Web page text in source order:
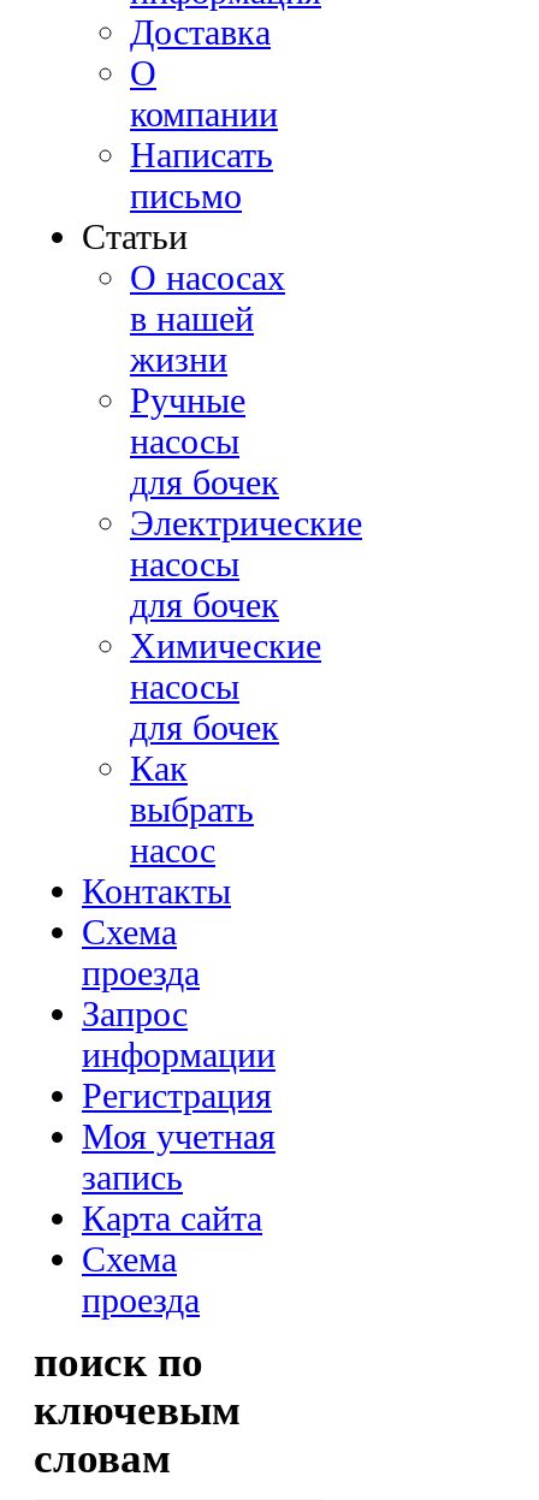
Доставка
О
компании
Написать
письмо
Cтатьи
О насосах
в нашей
жизни
Ручные
насосы
для бочек
Электрические
насосы
для бочек
Химические
насосы
для бочек
Как
выбрать
насос
Контакты
Схема
проезда
Запрос
информации
Регистрация
Моя учетная
запись
Карта сайта
Схема
проезда
поиск по
ключевым
словам